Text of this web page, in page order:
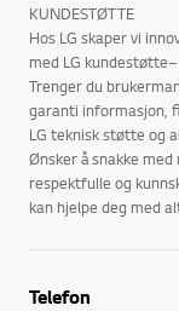
KUNDESTØTTE
Hos LG skaper vi
med LG
Trenger du
garanti informasjon,
LG teknisk støtte og
Ønsker å snakke
respektfulle og
kan hjelpe deg med
Telefon